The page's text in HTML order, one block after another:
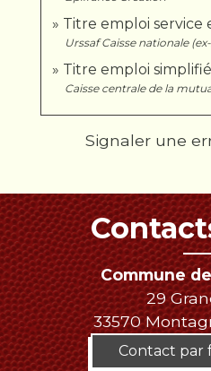
Titre emploi service
Urssaf Caisse nationale
Titre emploi
Caisse centrale de la
Signaler une
Commune
29
33570
Contact par